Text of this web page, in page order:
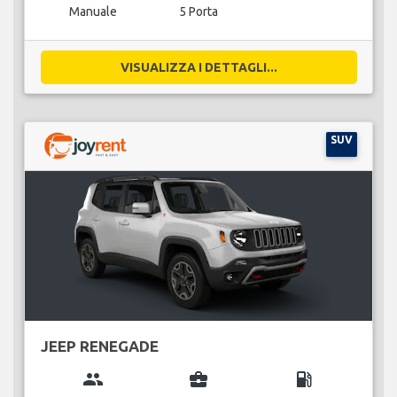
Manuale 5 Porta
VISUALIZZA I DETTAGLI...
SUV
JEEP RENEGADE
group business_center local_gas_station